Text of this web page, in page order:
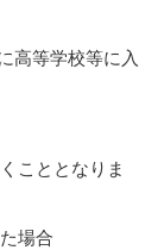
高等学校等に入
こととなりま
場合